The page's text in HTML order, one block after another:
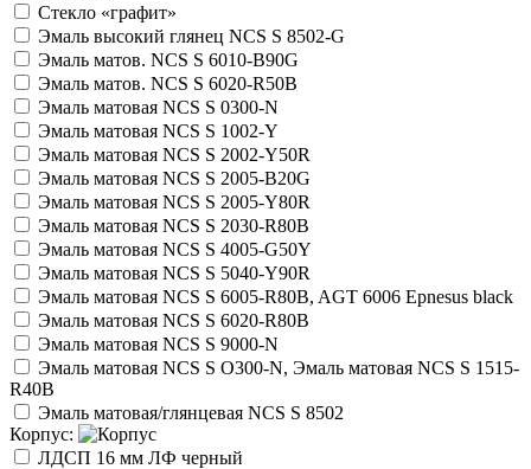
Стекло «графит»
Эмаль высокий глянец NCS S 8502-G
Эмаль матов. NCS S 6010-B90G
Эмаль матов. NCS S 6020-R50B
Эмаль матовая NCS S 0300-N
Эмаль матовая NCS S 1002-Y
Эмаль матовая NCS S 2002-Y50R
Эмаль матовая NCS S 2005-B20G
Эмаль матовая NCS S 2005-Y80R
Эмаль матовая NCS S 2030-R80B
Эмаль матовая NCS S 4005-G50Y
Эмаль матовая NCS S 5040-Y90R
Эмаль матовая NCS S 6005-R80B, AGT 6006 Epnesus black
Эмаль матовая NCS S 6020-R80B
Эмаль матовая NCS S 9000-N
Эмаль матовая NCS S O300-N, Эмаль матовая NCS S 1515-
R40B
Эмаль матовая/глянцевая NCS S 8502
Корпус:
ЛДСП 16 мм ЛФ черный